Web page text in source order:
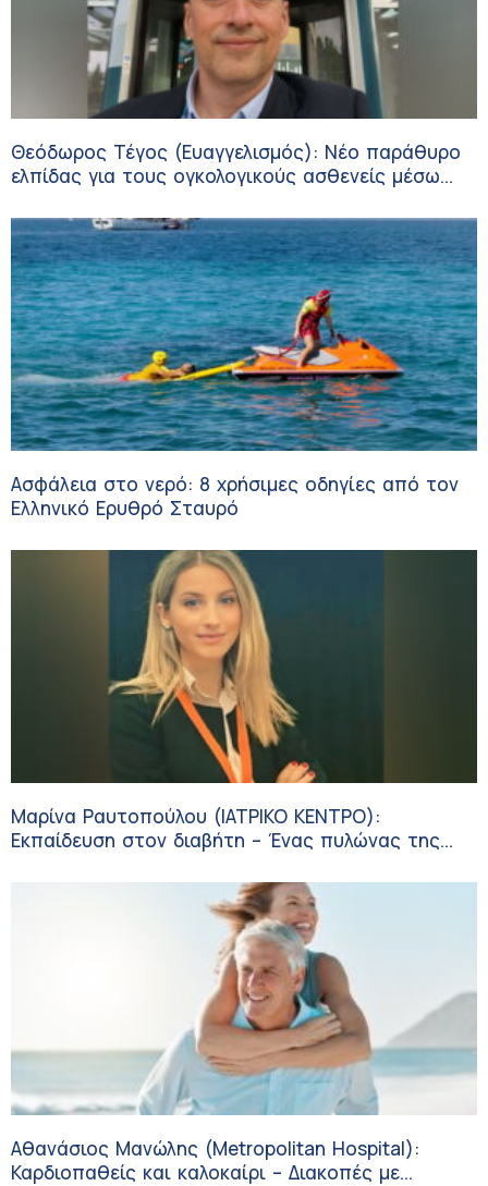
Θεόδωρος Τέγος (Ευαγγελισμός): Νέο παράθυρο
ελπίδας για τους ογκολογικούς ασθενείς μέσω
Ασφάλεια στο νερό: 8 χρήσιμες οδηγίες από τον
Ελληνικό Ερυθρό Σταυρό
Μαρίνα Ραυτοπούλου (ΙΑΤΡΙΚΟ ΚΕΝΤΡΟ):
Εκπαίδευση στον διαβήτη – Ένας πυλώνας της
Αθανάσιος Μανώλης (Metropolitan Hospital):
Καρδιοπαθείς και καλοκαίρι – Διακοπές με